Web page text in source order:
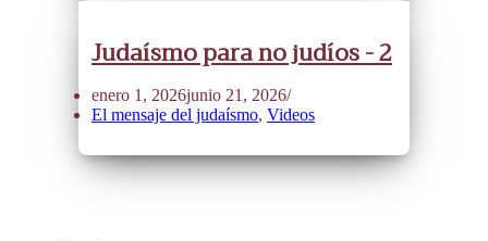
Judaísmo para no judíos - 2
enero 1, 2026junio 21, 2026
El mensaje del judaísmo, Videos